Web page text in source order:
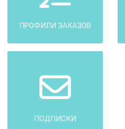
ПРОФИЛИ ЗАКАЗОВ
ПОДПИСКИ